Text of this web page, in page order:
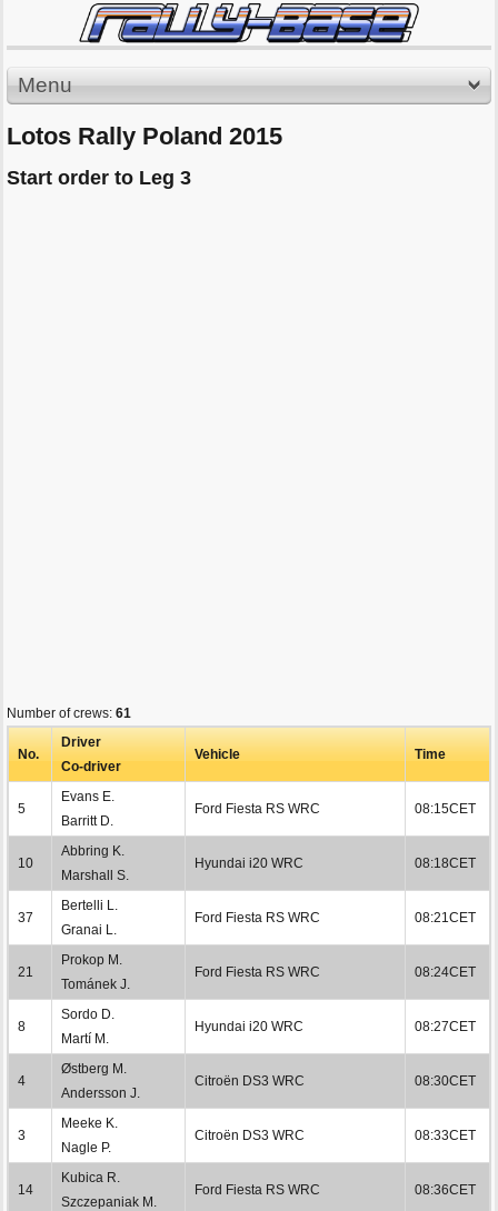
Menu
Lotos Rally Poland 2015
Start order to Leg 3
Number of crews: 61
No.
Driver
Co-driver
Vehicle Time
5
Evans E.
Barritt D.
Ford Fiesta RS WRC 08:15CET
10
Abbring K.
Marshall S.
Hyundai i20 WRC 08:18CET
37
Bertelli L.
Granai L.
Ford Fiesta RS WRC 08:21CET
21
Prokop M.
Tománek J.
Ford Fiesta RS WRC 08:24CET
8
Sordo D.
Martí M.
Hyundai i20 WRC 08:27CET
4
Østberg M.
Andersson J.
Citroën DS3 WRC 08:30CET
3
Meeke K.
Nagle P.
Citroën DS3 WRC 08:33CET
14
Kubica R.
Szczepaniak M.
Ford Fiesta RS WRC 08:36CET